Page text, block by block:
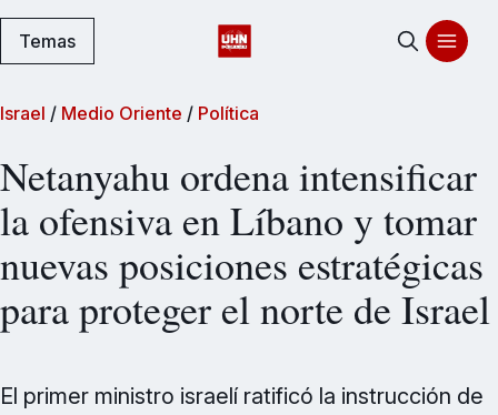
Temas
Israel / Medio Oriente / Política
Netanyahu ordena intensificar
la ofensiva en Líbano y tomar
nuevas posiciones estratégicas
para proteger el norte de Israel
El primer ministro israelí ratificó la instrucción de